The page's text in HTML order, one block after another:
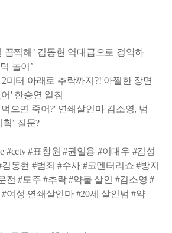
끔찍해’ 김동현 역대급으로 경악하
놀이’
미터 아래로 추락까지?! 아찔한 장면
' 한승연 일침
으면 죽어?' 연쇄살인마 김소영, 범
’ 질문?
#cctv #표창원 #권일용 #이대우 #김성
동현 #범죄 #수사 #코멘터리쇼 #방지
전 #도주 #추락 #약물 살인 #김소영 #
여성 연쇄살인마 #20세 살인범 #약